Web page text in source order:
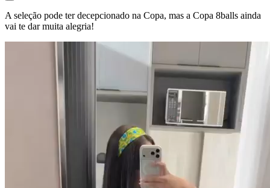
A seleção pode ter decepcionado na Copa, mas a Copa 8balls ainda
vai te dar muita alegria!